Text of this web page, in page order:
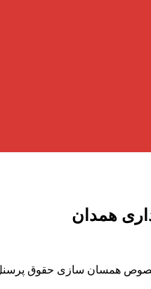
همدان
همسان سازی حقوق پرسنل،